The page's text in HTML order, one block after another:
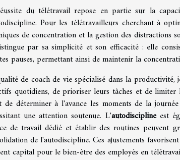
du télétravail repose en partie sur la
Pour les télétravailleurs cherchant à
de concentration et la gestion des distractions
par sa simplicité et son efficacité : elle
pauses, permettant ainsi de maintenir la
de coach de vie spécialisé dans la
quotidiens, de prioriser leurs tâches et de
de déterminer à l'avance les moments de la
une attention soutenue. L'autodisciplineest
de travail dédié et établir des routines peuvent
de l'autodiscipline. Ces ajustements
capital pour le bien-être des employés en